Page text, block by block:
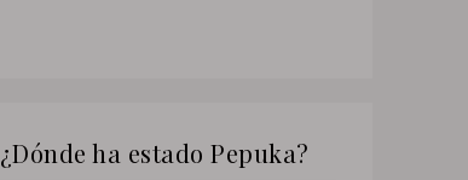
¿Dónde ha estado Pepuka?